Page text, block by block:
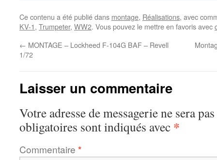
Ce contenu a été publié dans montage, Réalisations, avec
KV-1, Trumpeter, WW2. Vous pouvez le mettre en favoris avec
← MONTAGE – Lockheed F-104G BAF – Revell
1/72
Laisser un commentaire
Votre adresse de messagerie ne sera
obligatoires sont indiqués avec *
Commentaire *